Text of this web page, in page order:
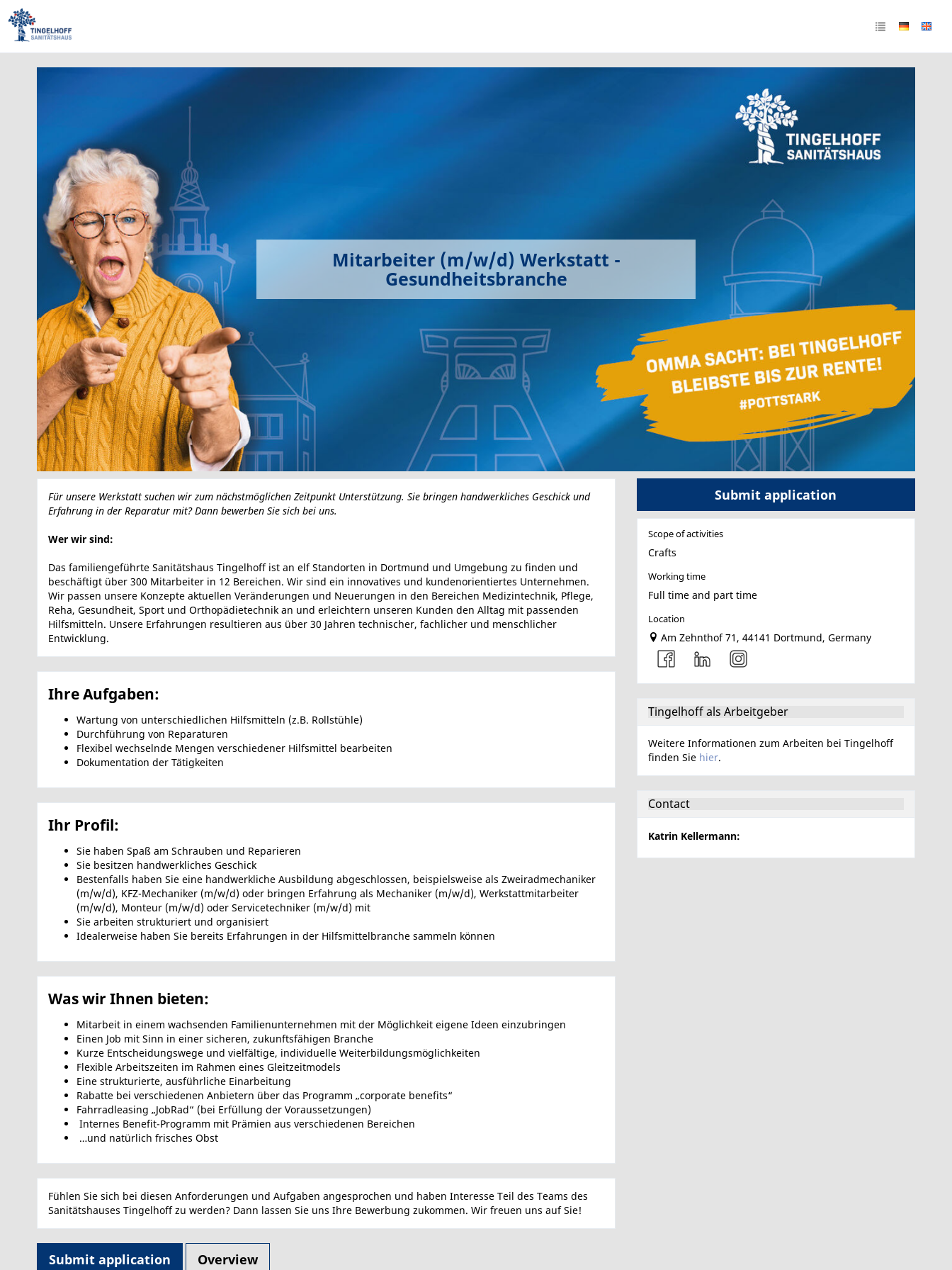
Mitarbeiter (m/w/d) Werkstatt -
Gesundheitsbranche
Für unsere Werkstatt suchen wir zum nächstmöglichen Zeitpunkt Unterstützung. Sie bringen handwerkliches Geschick und
Erfahrung in der Reparatur mit? Dann bewerben Sie sich bei uns.
Wer wir sind:
Das familiengeführte Sanitätshaus Tingelhoff ist an elf Standorten in Dortmund und Umgebung zu finden und
beschäftigt über 300 Mitarbeiter in 12 Bereichen. Wir sind ein innovatives und kundenorientiertes Unternehmen.
Wir passen unsere Konzepte aktuellen Veränderungen und Neuerungen in den Bereichen Medizintechnik, Pflege,
Reha, Gesundheit, Sport und Orthopädietechnik an und erleichtern unseren Kunden den Alltag mit passenden
Hilfsmitteln. Unsere Erfahrungen resultieren aus über 30 Jahren technischer, fachlicher und menschlicher
Entwicklung.
Ihre Aufgaben:
Wartung von unterschiedlichen Hilfsmitteln (z.B. Rollstühle)
Durchführung von Reparaturen
Flexibel wechselnde Mengen verschiedener Hilfsmittel bearbeiten
Dokumentation der Tätigkeiten
Ihr Profil:
Sie haben Spaß am Schrauben und Reparieren
Sie besitzen handwerkliches Geschick
Bestenfalls haben Sie eine handwerkliche Ausbildung abgeschlossen, beispielsweise als Zweiradmechaniker
(m/w/d), KFZ-Mechaniker (m/w/d) oder bringen Erfahrung als Mechaniker (m/w/d), Werkstattmitarbeiter
(m/w/d), Monteur (m/w/d) oder Servicetechniker (m/w/d) mit
Sie arbeiten strukturiert und organisiert
Idealerweise haben Sie bereits Erfahrungen in der Hilfsmittelbranche sammeln können
Was wir Ihnen bieten:
Mitarbeit in einem wachsenden Familienunternehmen mit der Möglichkeit eigene Ideen einzubringen
Einen Job mit Sinn in einer sicheren, zukunftsfähigen Branche
Kurze Entscheidungswege und vielfältige, individuelle Weiterbildungsmöglichkeiten
Flexible Arbeitszeiten im Rahmen eines Gleitzeitmodels
Eine strukturierte, ausführliche Einarbeitung
Rabatte bei verschiedenen Anbietern über das Programm „corporate benefits“
Fahrradleasing „JobRad“ (bei Erfüllung der Voraussetzungen)
Internes Benefit-Programm mit Prämien aus verschiedenen Bereichen
…und natürlich frisches Obst
Fühlen Sie sich bei diesen Anforderungen und Aufgaben angesprochen und haben Interesse Teil des Teams des
Sanitätshauses Tingelhoff zu werden? Dann lassen Sie uns Ihre Bewerbung zukommen. Wir freuen uns auf Sie!
Submit application Overview
Submit application
Scope of activities
Crafts
Working time
Full time and part time
Location
Am Zehnthof 71, 44141 Dortmund, Germany
Tingelhoff als Arbeitgeber
Weitere Informationen zum Arbeiten bei Tingelhoff
finden Sie hier.
Contact
Katrin Kellermann: